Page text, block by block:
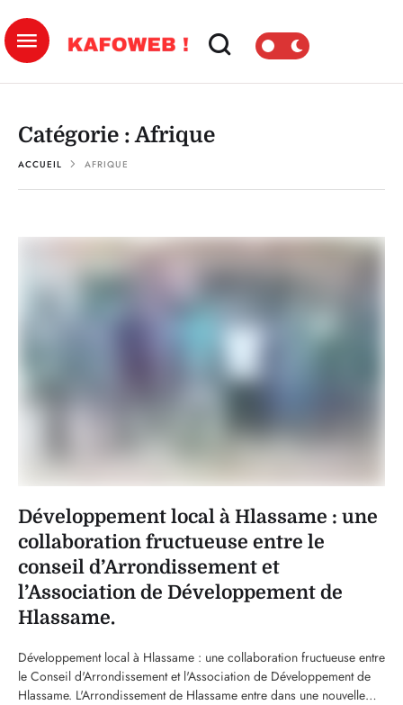
Catégorie :Afrique
ACCUEIL AFRIQUE
Développement local à Hlassame : une
collaboration fructueuse entre le
conseil d’Arrondissement et
l’Association de Développement de
Hlassame.
Développement local à Hlassame : une collaboration fructueuse entre
le Conseil d'Arrondissement et l'Association de Développement de
Hlassame. L'Arrondissement de Hlassame entre dans une nouvelle